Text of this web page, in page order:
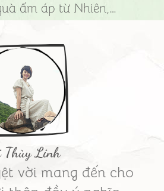
ấm áp từ Nhiên,…
Thùy Linh
vời mang đến cho